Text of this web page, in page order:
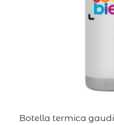
Botella termica gaudi